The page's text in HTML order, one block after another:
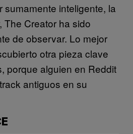
sumamente inteligente, la
The Creator ha sido
de observar. Lo mejor
otra pieza clave
porque alguien en Reddit
antiguos en su